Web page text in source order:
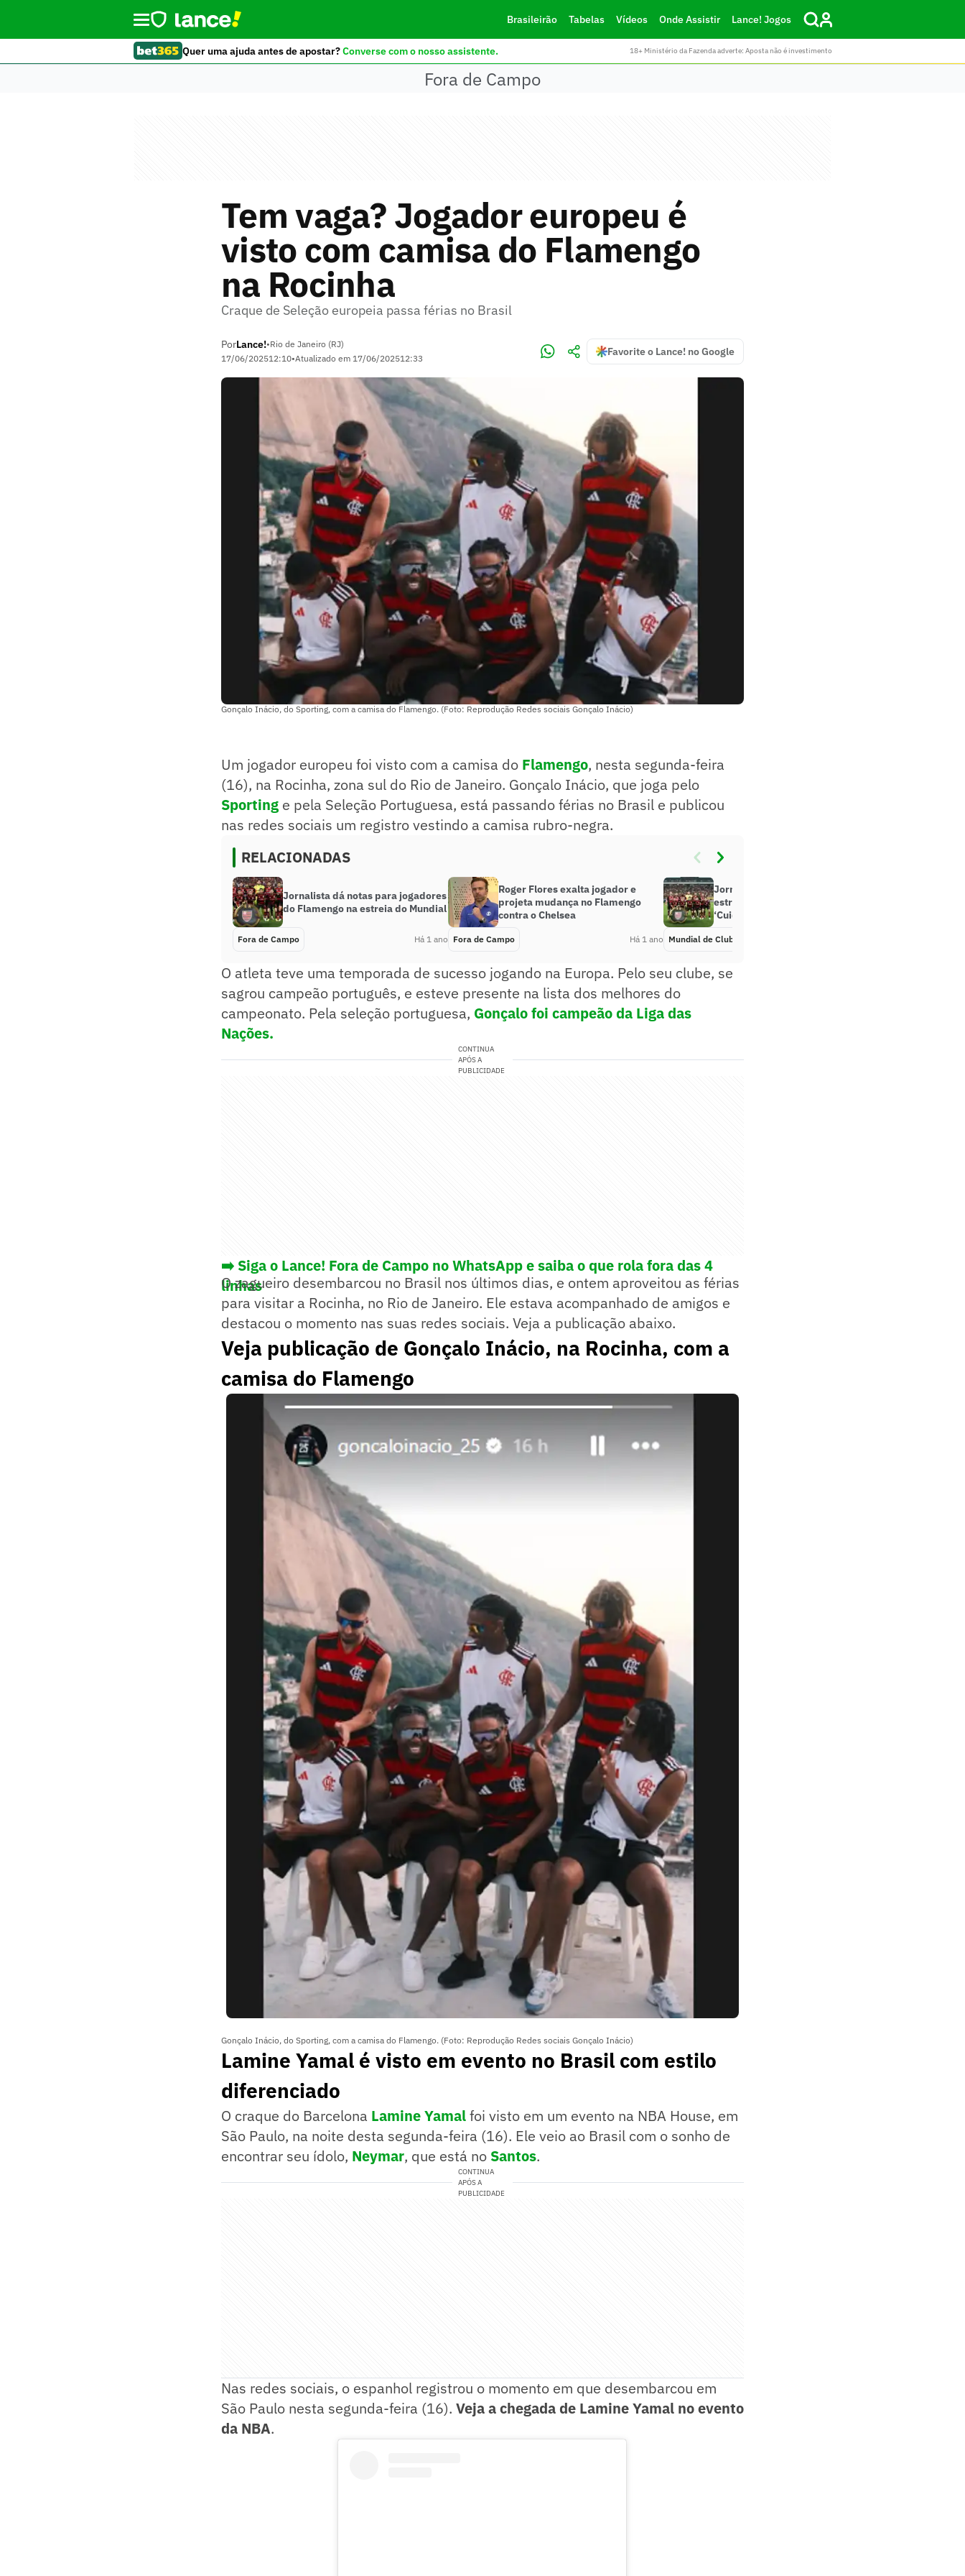
Brasileirão Tabelas Vídeos Onde Assistir Lance! Jogos
Quer uma ajuda antes de apostar?Converse com o nosso assistente. 18+ Ministério da Fazenda adverte: Aposta não é investimento
Fora de Campo
Tem vaga? Jogador europeu é
visto com camisa do Flamengo
na Rocinha
Craque de Seleção europeia passa férias no Brasil
PorLance!•Rio de Janeiro (RJ)
17/06/202512:10•Atualizado em 17/06/202512:33
Favorite o Lance! no Google
Gonçalo Inácio, do Sporting, com a camisa do Flamengo. (Foto: Reprodução Redes sociais Gonçalo Inácio)
Um jogador europeu foi visto com a camisa do Flamengo, nesta segunda-feira
(16), na Rocinha, zona sul do Rio de Janeiro. Gonçalo Inácio, que joga pelo
Sporting e pela Seleção Portuguesa, está passando férias no Brasil e publicou
nas redes sociais um registro vestindo a camisa rubro-negra.
RELACIONADAS
Jornalista dá notas para jogadores
do Flamengo na estreia do Mundial
Fora de Campo Há 1 ano
Roger Flores exalta jogador e
projeta mudança no Flamengo
contra o Chelsea
Fora de Campo Há 1 ano
Jornais estrangeiros se rendem à
estreia do Flamengo no Mundial:
‘Cuidado, Chelsea’
Mundial de Clubes
O atleta teve uma temporada de sucesso jogando na Europa. Pelo seu clube, se
sagrou campeão português, e esteve presente na lista dos melhores do
campeonato. Pela seleção portuguesa, Gonçalo foi campeão da Liga das
Nações.
CONTINUA
APÓS A
PUBLICIDADE
➡️ Siga o Lance! Fora de Campo no WhatsApp e saiba o que rola fora das 4
linhas
O zagueiro desembarcou no Brasil nos últimos dias, e ontem aproveitou as férias
para visitar a Rocinha, no Rio de Janeiro. Ele estava acompanhado de amigos e
destacou o momento nas suas redes sociais. Veja a publicação abaixo.
Veja publicação de Gonçalo Inácio, na Rocinha, com a
camisa do Flamengo
Gonçalo Inácio, do Sporting, com a camisa do Flamengo. (Foto: Reprodução Redes sociais Gonçalo Inácio)
Lamine Yamal é visto em evento no Brasil com estilo
diferenciado
O craque do Barcelona Lamine Yamalfoi visto em um evento na NBA House, em
São Paulo, na noite desta segunda-feira (16). Ele veio ao Brasil com o sonho de
encontrar seu ídolo, Neymar, que está no Santos.
CONTINUA
APÓS A
PUBLICIDADE
Nas redes sociais, o espanhol registrou o momento em que desembarcou em
São Paulo nesta segunda-feira (16). Veja a chegada de Lamine Yamal no evento
da NBA.